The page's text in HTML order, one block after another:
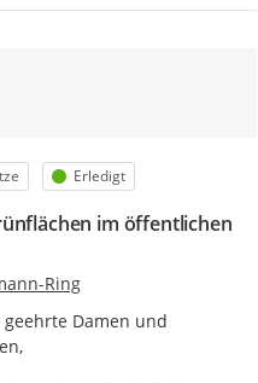
Status
Erledigt
im öffentlichen
Ring
geehrte Damen und